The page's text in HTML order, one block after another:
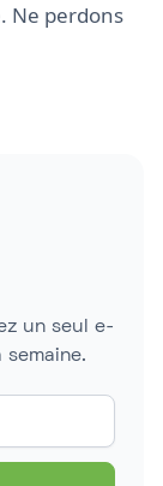
Ne perdons
un seul e-